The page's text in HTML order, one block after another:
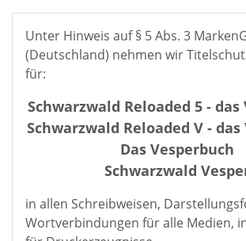
Unter Hinweis auf § 5 Abs. 3
(Deutschland) nehmen wir
für:
Schwarzwald Reloaded 5 - das
Schwarzwald Reloaded V -
Das Vesperbuch
Schwarzwald
in allen Schreibweisen,
Wortverbindungen für alle Medien,